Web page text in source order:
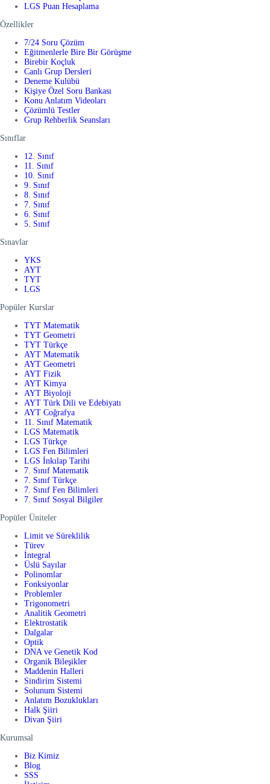
LGS Puan Hesaplama
Özellikler
7/24 Soru Çözüm
Eğitmenlerle Bire Bir Görüşme
Birebir Koçluk
Canlı Grup Dersleri
Deneme Kulübü
Kişiye Özel Soru Bankası
Konu Anlatım Videoları
Çözümlü Testler
Grup Rehberlik Seansları
Sınıflar
12. Sınıf
11. Sınıf
10. Sınıf
9. Sınıf
8. Sınıf
7. Sınıf
6. Sınıf
5. Sınıf
Sınavlar
YKS
AYT
TYT
LGS
Popüler Kurslar
TYT Matematik
TYT Geometri
TYT Türkçe
AYT Matematik
AYT Geometri
AYT Fizik
AYT Kimya
AYT Biyoloji
AYT Türk Dili ve Edebiyatı
AYT Coğrafya
11. Sınıf Matematik
LGS Matematik
LGS Türkçe
LGS Fen Bilimleri
LGS İnkılap Tarihi
7. Sınıf Matematik
7. Sınıf Türkçe
7. Sınıf Fen Bilimleri
7. Sınıf Sosyal Bilgiler
Popüler Üniteler
Limit ve Süreklilik
Türev
İntegral
Üslü Sayılar
Polinomlar
Fonksiyonlar
Problemler
Trigonometri
Analitik Geometri
Elektrostatik
Dalgalar
Optik
DNA ve Genetik Kod
Organik Bileşikler
Maddenin Halleri
Sindirim Sistemi
Solunum Sistemi
Anlatım Bozuklukları
Halk Şiiri
Divan Şiiri
Kurumsal
Biz Kimiz
Blog
SSS